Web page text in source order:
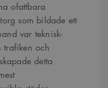
ofattbara
som bildade ett
var teknisk-
trafiken och
detta